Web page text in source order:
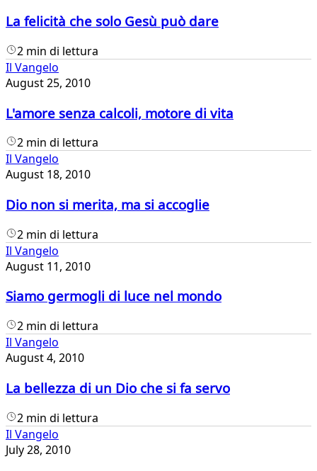
La felicità che solo Gesù può dare
2 min di lettura
Il Vangelo
August 25, 2010
L'amore senza calcoli, motore di vita
2 min di lettura
Il Vangelo
August 18, 2010
Dio non si merita, ma si accoglie
2 min di lettura
Il Vangelo
August 11, 2010
Siamo germogli di luce nel mondo
2 min di lettura
Il Vangelo
August 4, 2010
La bellezza di un Dio che si fa servo
2 min di lettura
Il Vangelo
July 28, 2010